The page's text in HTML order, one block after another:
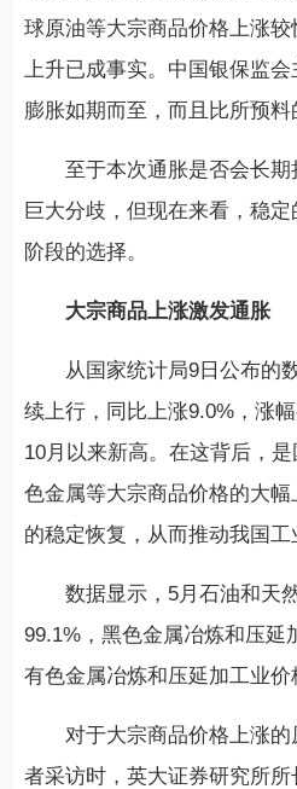
球原油等大宗商品价格上涨
上升已成事实。中国银保监
膨胀如期而至，而且比所预料
至于本次通胀是否会长
巨大分歧，但现在来看，稳
阶段的选择。
大宗商品上涨激发通胀
从国家统计局9日公布的
续上行，同比上涨9.0%，涨
10月以来新高。在这背后，
色金属等大宗商品价格的大
的稳定恢复，从而推动我国工
数据显示，5月石油和天
99.1%，黑色金属冶炼和压延
有色金属冶炼和压延加工业价
对于大宗商品价格上涨
者采访时，英大证券研究所所